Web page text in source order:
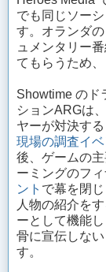
でも同じソー
す。オランダ
ュメンタリー
てもらうため
Showtime のド
ションARGは
ヤーが対決す
現場の調査イベ
後、ゲームの
ーミングのフ
ント で幕を閉
人物の紹介を
ーとして機能
骨に宣伝しな
す。